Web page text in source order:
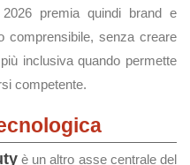
premia quindi brand e
comprensibile, senza creare
inclusiva quando permette
competente.
è un altro asse centrale del